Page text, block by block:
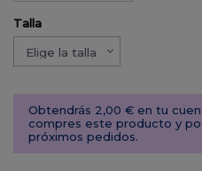
Talla
Obtendrás 2,00 € en tu
compres este producto y
próximos pedidos.